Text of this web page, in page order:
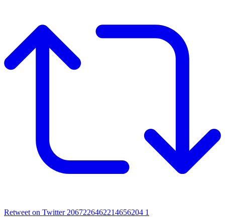
Retweet on Twitter 2067226462214656204 1